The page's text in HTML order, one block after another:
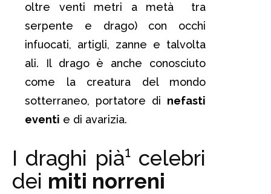
oltre venti metri a metà tra
serpente e drago) con occhi
infuocati, artigli, zanne e talvolta
ali. Il drago è anche conosciuto
come la creatura del mondo
sotterraneo, portatore di nefasti
eventi e di avarizia.
I draghi pià¹ celebri
dei miti norreni